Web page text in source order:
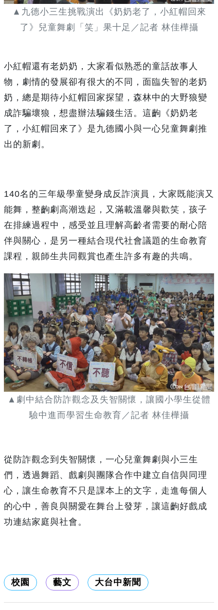
▲九德小三生挑戰演出《奶奶老了，小紅帽回來
了》兒童舞劇「笑」果十足／記者 林佳樺攝
小紅帽還有老奶奶，大家看似熟悉的童話故事人
物，劇情的發展卻有很大的不同，面臨失智的老奶
奶，總是期待小紅帽回家探望，森林中的大野狼變
成詐騙壞狼，想盡辦法騙錢生活。這齣《奶奶老
了，小紅帽回來了》是九德國小與一心兒童舞劇推
出的新劇。
140名的三年級學童變身成反詐演員，大家既能演又
能舞，整齣劇高潮迭起，又滿載溫馨與歡笑，孩子
在排練過程中，感受並且理解高齡者需要的耐心陪
伴與關心，是另一種結合現代社會議題的生命教育
課程，親師生共同觀賞也產生許多有趣的共鳴。
▲劇中結合防詐觀念及失智關懷，讓國小學生從體
驗中進而學習生命教育／記者 林佳樺攝
從防詐觀念到失智關懷，一心兒童舞劇與小三生
們，透過舞蹈、戲劇與團隊合作中建立自信與同理
心，讓生命教育不只是課本上的文字，走進每個人
的心中，善良與關愛在舞台上發芽，讓這齣好戲成
功連結家庭與社會。
校園 藝文 大台中新聞